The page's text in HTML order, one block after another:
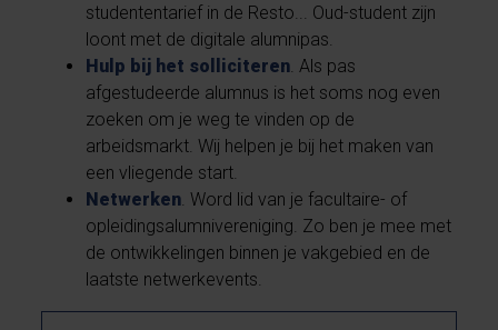
studententarief in de Resto... Oud-student zijn
loont met de digitale alumnipas.
Hulp bij het solliciteren . Als pas
afgestudeerde alumnus is het soms nog even
zoeken om je weg te vinden op de
arbeidsmarkt. Wij helpen je bij het maken van
een vliegende start.
Netwerken . Word lid van je facultaire- of
opleidingsalumnivereniging. Zo ben je mee met
de ontwikkelingen binnen je vakgebied en de
laatste netwerkevents.